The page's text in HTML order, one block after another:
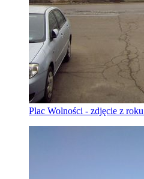
Plac Wolności - zdjęcie z